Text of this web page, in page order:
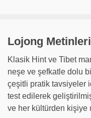
Lojong
Klasik Hint ve Tibet
neşe ve şefkatle dolu
çeşitli pratik tavsiyeler
test edilerek
ve her kültürden kişiye